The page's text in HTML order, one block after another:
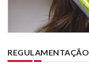
REGULAMENTAÇÃO